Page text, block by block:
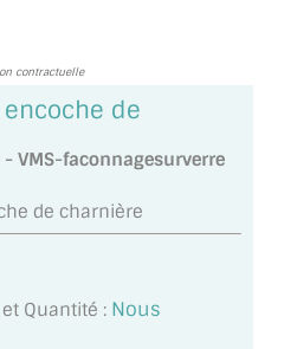
contractuelle
de
VMS-faconnagesurverre
de charnière
Quantité : Nous